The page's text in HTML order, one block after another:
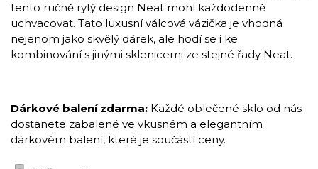
tento ručně rytý design Neat mohl každodenně
uchvacovat. Tato luxusní válcová vázička je vhodná
nejenom jako skvělý dárek, ale hodí se i ke
kombinování s jinými sklenicemi ze stejné řady Neat.
Dárkové balení zdarma: Každé oblečené sklo od nás
dostanete zabalené ve vkusném a elegantním
dárkovém balení, které je součástí ceny.